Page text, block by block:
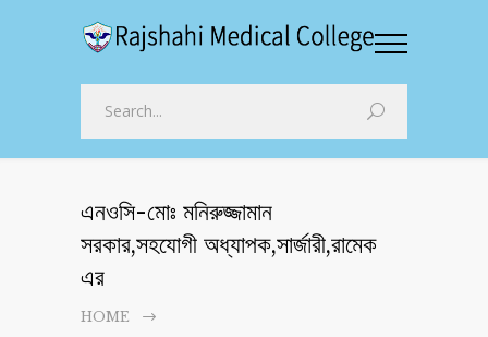
এনওসি-মোঃ মনিরুজ্জামান
সরকার,সহযোগী অধ্যাপক,সার্জারী,রামেক
এর
HOME